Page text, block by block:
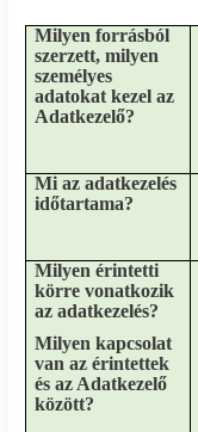
Milyen forrásból
szerzett, milyen
személyes
adatokat kezel az
Adatkezelő?
Mi az adatkezelés
időtartama?
Milyen érintetti
körre vonatkozik
az adatkezelés?
Milyen kapcsolat
van az érintettek
és az Adatkezelő
között?